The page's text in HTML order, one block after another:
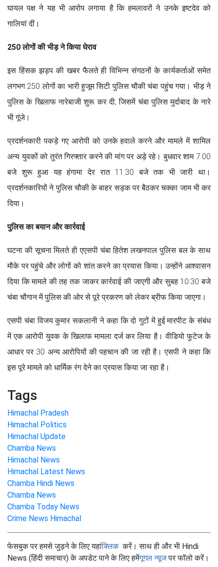
घायल पक्ष ने यह भी आरोप लगाया है कि हमलावरों ने उनके इष्टदेव को
गालियां दीं।
250 लोगों की भीड़ ने किया घेराव
इस हिंसक झड़प की खबर फैलते ही विभिन्न संगठनों के कार्यकर्ताओं समेत
लगभग 250 लोगों का भारी हुजूम सिटी पुलिस चौकी चंबा पहुंच गया। भीड़ ने
पुलिस के खिलाफ नारेबाजी शुरू कर दी, जिसमें चंबा पुलिस मुर्दाबाद के नारे
भी गूंजे।
प्रदर्शनकारी पकड़े गए आरोपी को उनके हवाले करने और मामले में शामिल
अन्य युवकों को तुरंत गिरफ्तार करने की मांग पर अड़े रहे। बुधवार शाम 7:00
बजे शुरू हुआ यह हंगामा देर रात 11:30 बजे तक भी जारी था।
प्रदर्शनकारियों ने पुलिस चौकी के बाहर सड़क पर बैठकर चक्का जाम भी कर
दिया।
पुलिस का बयान और कार्रवाई
घटना की सूचना मिलते ही एएसपी चंबा हितेश लखनपाल पुलिस बल के साथ
मौके पर पहुंचे और लोगों को शांत करने का प्रयास किया। उन्होंने आश्वासन
दिया कि मामले की तह तक जाकर कार्रवाई की जाएगी और सुबह 10:30 बजे
चंबा चौगान में पुलिस की ओर से पूरे प्रकरण को लेकर ब्रीफ किया जाएगा।
एसपी चंबा विजय कुमार सकलानी ने कहा कि दो गुटों में हुई मारपीट के संबंध
में एक आरोपी युवक के खिलाफ मामला दर्ज कर लिया है। वीडियो फुटेज के
आधार पर 30 अन्य आरोपियों की पहचान की जा रही है। एसपी ने कहा कि
इस पूरे मामले को धार्मिक रंग देने का प्रयास किया जा रहा है।
Tags
Himachal Pradesh
Himachal Politics
Himachal Update
Chamba News
Himachal News
Himachal Latest News
Chamba Hindi News
Chamba News
Chamba Today News
Crime News Himachal
फेसबुक पर हमसे जुड़ने के लिए यहांक्लिककरें। साथ ही और भी Hindi
News (हिंदी समाचार) के अपडेट पाने के लिए हमेंगूगल न्यूजपर फॉलो करें।